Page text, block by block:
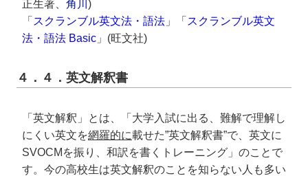
正生著、 角川 )
「 スクランブル英文法・語法 」「 スクランブル英文
法・語法 Basic 」(旺文社)
４．４．英文解釈書
「英文解釈」とは、「大学入試に出る、難解で理解し
にくい英文を網羅的に載せた”英文解釈書”で、英文に
SVOCMを振り、和訳を書くトレーニング」のことで
す。今の高校生は英文解釈のことを知らない人も多い